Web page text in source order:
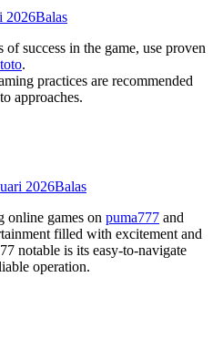
2026Balas
of success in the game, use proven
.
practices are recommended
approaches.
2026Balas
online games on puma777 and
filled with excitement and
notable is its easy-to-navigate
operation.